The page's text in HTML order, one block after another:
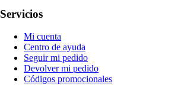
Servicios
Mi cuenta
Centro de ayuda
Seguir mi pedido
Devolver mi pedido
Códigos promocionales